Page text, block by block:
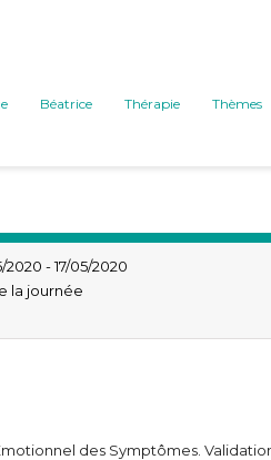
Béatrice Thérapie Thèmes
2020 - 17/05/2020
la journée
des Symptômes.